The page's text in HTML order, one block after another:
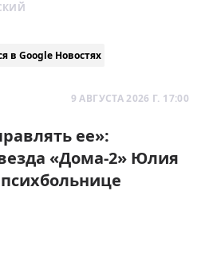
в Google Новостях
9 АВГУСТА 2026 Г. 17:00
ее»:
«Дома-2» Юлия